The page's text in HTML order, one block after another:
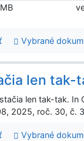
Vybrané
len tak-
len tak-tak.
2025, roč. 30, č.
Vybrané